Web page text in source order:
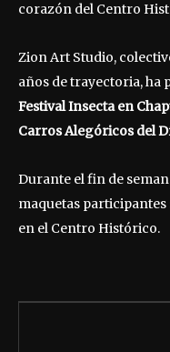
corazón del Centro
Zion Art Studio,
años de trayectoria, ha
Festival Insecta en
Carros Alegóricos del
Durante el fin de
maquetas participantes
en el Centro Histórico.